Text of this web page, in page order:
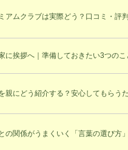
アムクラブは実際どう？口コミ・評
に挨拶へ｜準備しておきたい3つの
親にどう紹介する？安心してもらう
の関係がうまくいく「言葉の選び方